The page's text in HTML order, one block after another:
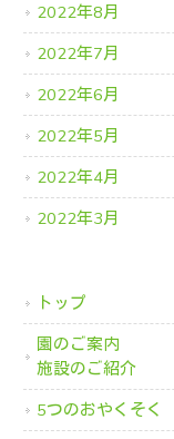
2022年8月
2022年7月
2022年6月
2022年5月
2022年4月
2022年3月
トップ
園のご案内
施設のご紹介
5つのおやくそく